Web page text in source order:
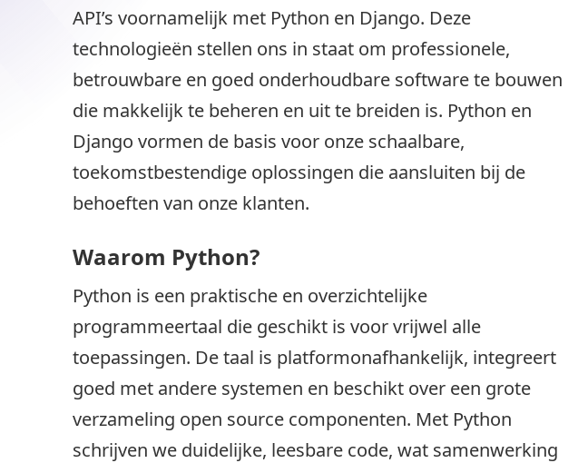
API’s voornamelijk met Python en Django. Deze
technologieën stellen ons in staat om professionele,
betrouwbare en goed onderhoudbare software te bouwen
die makkelijk te beheren en uit te breiden is. Python en
Django vormen de basis voor onze schaalbare,
toekomstbestendige oplossingen die aansluiten bij de
behoeften van onze klanten.
Waarom Python?
Python is een praktische en overzichtelijke
programmeertaal die geschikt is voor vrijwel alle
toepassingen. De taal is platformonafhankelijk, integreert
goed met andere systemen en beschikt over een grote
verzameling open source componenten. Met Python
schrijven we duidelijke, leesbare code, wat samenwerking